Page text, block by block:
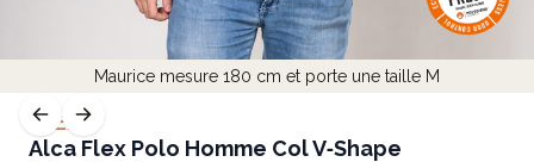
Maurice mesure 180 cm et porte une taille M
FLEX
Alca Flex Polo Homme Col V‑Shape